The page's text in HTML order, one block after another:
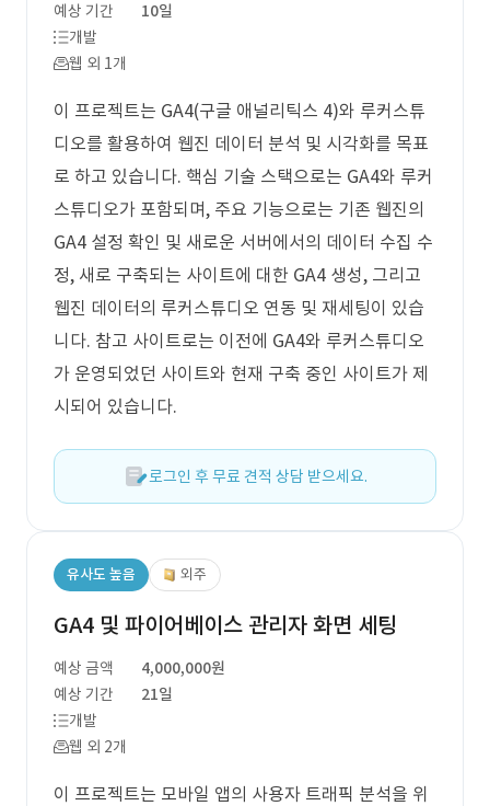
예상 기간
10일
개발
웹 외 1개
이 프로젝트는 GA4(구글 애널리틱스 4)와 루커스튜
디오를 활용하여 웹진 데이터 분석 및 시각화를 목표
로 하고 있습니다. 핵심 기술 스택으로는 GA4와 루커
스튜디오가 포함되며, 주요 기능으로는 기존 웹진의
GA4 설정 확인 및 새로운 서버에서의 데이터 수집 수
정, 새로 구축되는 사이트에 대한 GA4 생성, 그리고
웹진 데이터의 루커스튜디오 연동 및 재세팅이 있습
니다. 참고 사이트로는 이전에 GA4와 루커스튜디오
가 운영되었던 사이트와 현재 구축 중인 사이트가 제
시되어 있습니다.
로그인 후 무료 견적 상담 받으세요.
유사도 높음 외주
GA4 및 파이어베이스 관리자 화면 세팅
예상 금액
4,000,000원
예상 기간
21일
개발
웹 외 2개
이 프로젝트는 모바일 앱의 사용자 트래픽 분석을 위